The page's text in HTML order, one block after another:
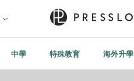
中學 特殊教育 海外升學